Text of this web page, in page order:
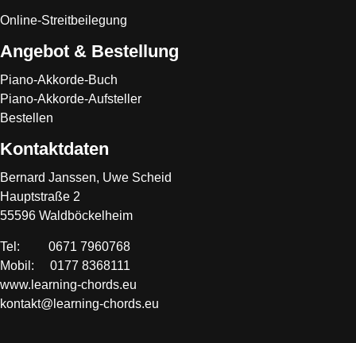
Online-Streitbeilegung
Angebot & Bestellung
Piano-Akkorde-Buch
Piano-Akkorde-Aufsteller
Bestellen
Kontaktdaten
Bernard Janssen, Uwe Scheid
Hauptstraße 2
55596 Waldböckelheim
Tel: 0671 7960768
Mobil: 0177 8368111
www.learning-chords.eu
kontakt@learning-chords.eu